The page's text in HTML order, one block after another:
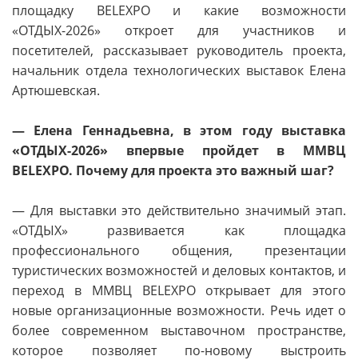
площадку BELEXPO и какие возможности
«ОТДЫХ-2026» откроет для участников и
посетителей, рассказывает руководитель проекта,
начальник отдела технологических выставок Елена
Артюшевская.
— Елена Геннадьевна, в этом году выставка
«ОТДЫХ-2026» впервые пройдет в ММВЦ
BELEXPO. Почему для проекта это важный шаг?
— Для выставки это действительно значимый этап.
«ОТДЫХ» развивается как площадка
профессионального общения, презентации
туристических возможностей и деловых контактов, и
переход в ММВЦ BELEXPO открывает для этого
новые организационные возможности. Речь идет о
более современном выставочном пространстве,
которое позволяет по-новому выстроить